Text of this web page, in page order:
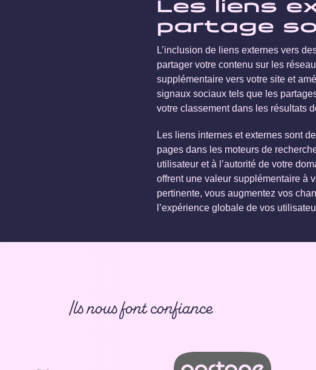
Les liens
partage
L’inclusion de liens externes vers
partager votre contenu sur les
supplémentaire vers votre site et
signaux sociaux tels que les
votre classement dans les résultats
Les liens internes et externes sont
pages dans les moteurs de
utilisateur et à l’autorité de votre
offrent une valeur supplémentaire à
pertinente, vous augmentez vos
l’expérience globale de vos
Ils nous font confiance